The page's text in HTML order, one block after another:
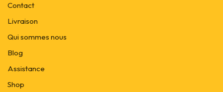
Contact
Livraison
Qui sommes nous
Blog
Assistance
Shop